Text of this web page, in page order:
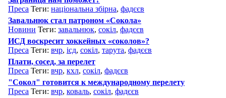
Преса Теги: національна збірна, фадєєв
Завальнюк стал патроном «Сокола»
Новини Теги: завальнюк, сокіл, фадєєв
ИСД воскресит хоккейных «соколов»?
Преса Теги: вчр, ісд, сокіл, тарута, фадєєв
Плати, сосед, за перелет
Преса Теги: вчр, кхл, сокіл, фадєєв
"Сокол" готовится к международному перелету
Преса Теги: вчр, коваль, сокіл, фадєєв